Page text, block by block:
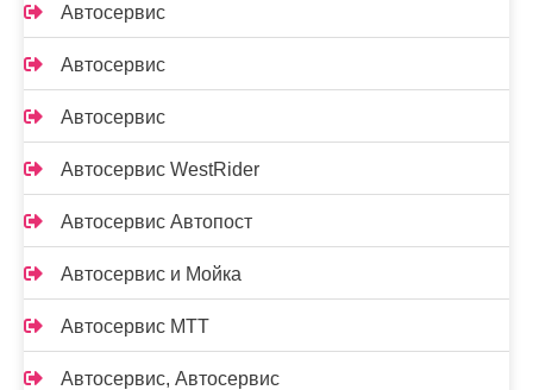
Автосервис
Автосервис
Автосервис
Автосервис WestRider
Автосервис Автопост
Автосервис и Мойка
Автосервис МТТ
Автосервис, Автосервис